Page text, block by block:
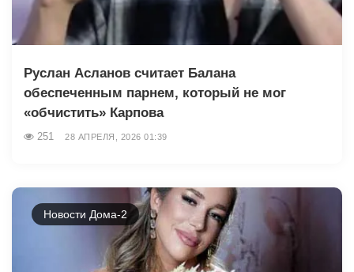
Руслан Асланов считает Балана
обеспеченным парнем, который не мог
«обчистить» Карпова
251 28 АПРЕЛЯ, 2026 01:39
Новости Дома-2